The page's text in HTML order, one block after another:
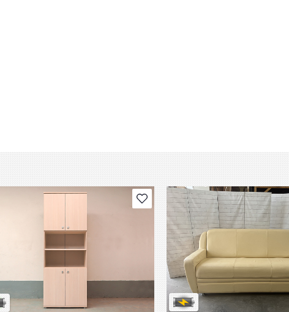
В избранное
присутствуют незначительные
эксплуатации, не влияющие на
его использования
степень износа
Степень износа находится на
проверки. Вы можете уточнить
дополнительную информацию
сотрудников магазина
В обработке